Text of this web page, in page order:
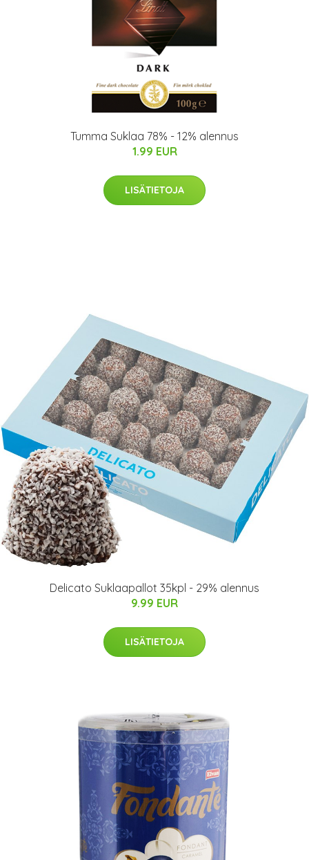
Tumma Suklaa 78% - 12% alennus
1.99 EUR
LISÄTIETOJA
Delicato Suklaapallot 35kpl - 29% alennus
9.99 EUR
LISÄTIETOJA